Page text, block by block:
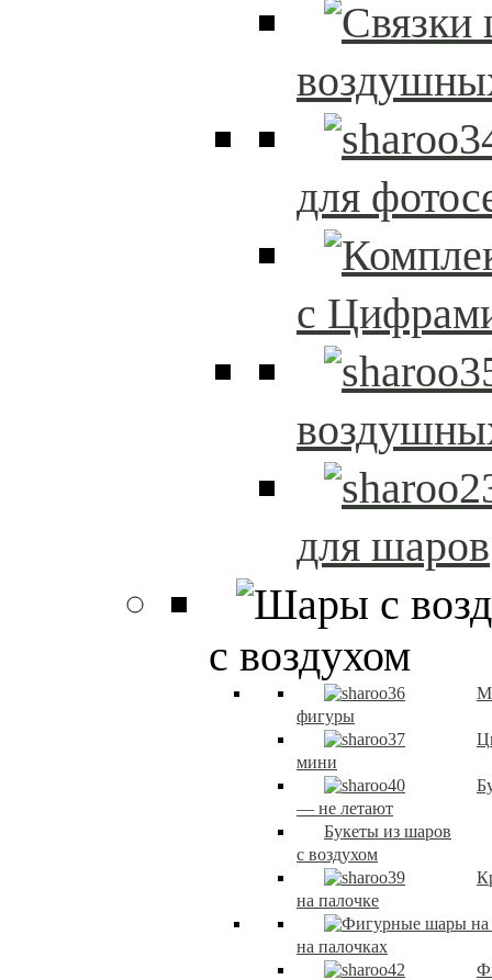
для
с
для шаров
с воздухом
фигуры
мини
— не летают
Букеты из шаров
с воздухом
на палочке
на палочках